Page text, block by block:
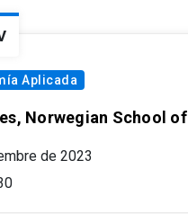
Aplicada
Norwegian School of
de 2023